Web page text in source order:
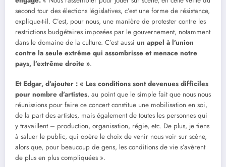
second tour des élections législatives, c’est une forme de résistance,
explique-t-il. C’est, pour nous, une manière de protester contre les
restrictions budgétaires imposées par le gouvernement, notamment
dans le domaine de la culture. C’est aussi un appel à l’union
contre la seule extrême qui assombrisse et menace notre
pays, l’extrême droite ».
Et Edgar, d’ajouter : « Les conditions sont devenues difficiles
pour nombre d’artistes, au point que le simple fait que nous nous
réunissions pour faire ce concert constitue une mobilisation en soi,
de la part des artistes, mais également de toutes les personnes qui
y travaillent – production, organisation, régie, etc. De plus, je tiens
à saluer le public, qui opère le choix de venir nous voir sur scène,
alors que, pour beaucoup de gens, les conditions de vie s’avèrent
de plus en plus compliquées ».